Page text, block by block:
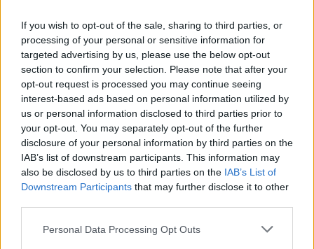
If you wish to opt-out of the sale, sharing to third parties, or
processing of your personal or sensitive information for
targeted advertising by us, please use the below opt-out
section to confirm your selection. Please note that after your
opt-out request is processed you may continue seeing
interest-based ads based on personal information utilized by
us or personal information disclosed to third parties prior to
your opt-out. You may separately opt-out of the further
disclosure of your personal information by third parties on the
IAB’s list of downstream participants. This information may
also be disclosed by us to third parties on the IAB’s List of
Downstream Participants that may further disclose it to other
Personal Data Processing Opt Outs
NKSC direktoriaus teigimu, pernai didesnė
dalis į centrą dėl kibernetinių atakų
besikreipiančių įmonių buvo privačios
kompanijos. Tačiau šiemet, pasak L.Ališausko,
daug dažniau taikomasi ir į viešąjį sektorių.
Tai daroma keliais būdais.
„Dvi incidentų kategorijos jau eilę metų